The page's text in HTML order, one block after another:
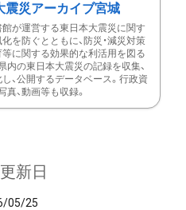
震災アーカイブ宮城
が運営する東日本大震災に関す
を防ぐとともに、防災・減災対策
に関する効果的な利活用を図る
内の東日本大震災の記録を収集、
、公開するデータベース。行政資
真、動画等も収録。
新日
05/25